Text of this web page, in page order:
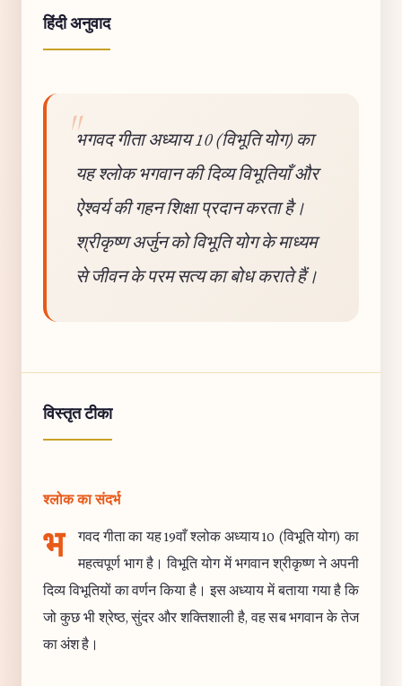
हिंदी अनुवाद
भगवद गीता अध्याय 10 (विभूति योग) का
यह श्लोक भगवान की दिव्य विभूतियाँ और
ऐश्वर्य की गहन शिक्षा प्रदान करता है।
श्रीकृष्ण अर्जुन को विभूति योग के माध्यम
से जीवन के परम सत्य का बोध कराते हैं।
विस्तृत टीका
श्लोक का संदर्भ
भ
गवद गीता का यह 19वाँ श्लोक अध्याय 10 (विभूति योग) का
महत्वपूर्ण भाग है। विभूति योग में भगवान श्रीकृष्ण ने अपनी
दिव्य विभूतियों का वर्णन किया है। इस अध्याय में बताया गया है कि
जो कुछ भी श्रेष्ठ, सुंदर और शक्तिशाली है, वह सब भगवान के तेज
का अंश है।